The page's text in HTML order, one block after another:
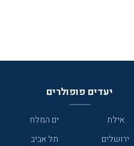
יעדים פופולרים
אילת
ים המלח
ירושלים
תל אביב